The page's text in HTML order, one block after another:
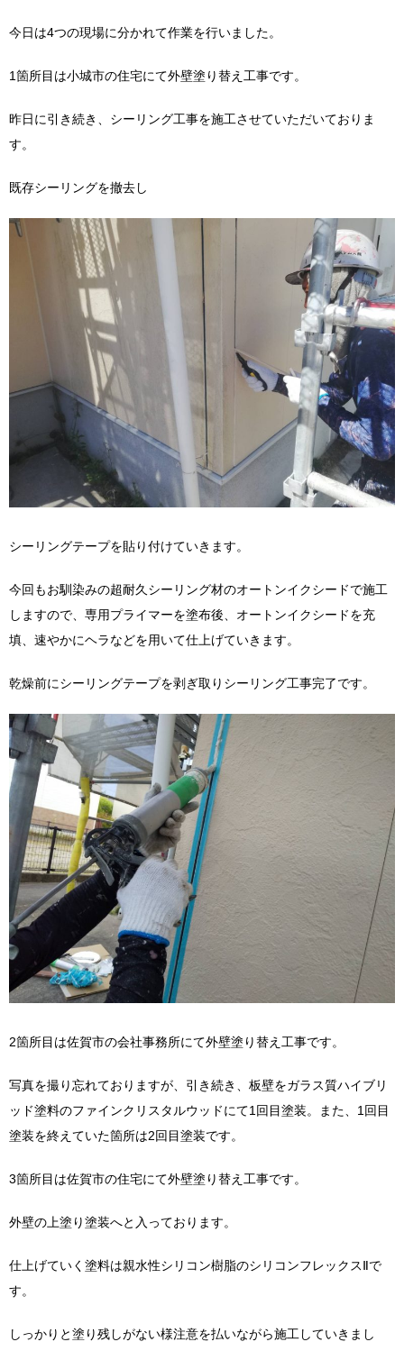
今日は4つの現場に分かれて作業を行いました。
1箇所目は小城市の住宅にて外壁塗り替え工事です。
昨日に引き続き、シーリング工事を施工させていただいておりま
す。
既存シーリングを撤去し
シーリングテープを貼り付けていきます。
今回もお馴染みの超耐久シーリング材のオートンイクシードで施工
しますので、専用プライマーを塗布後、オートンイクシードを充
填、速やかにヘラなどを用いて仕上げていきます。
乾燥前にシーリングテープを剥ぎ取りシーリング工事完了です。
2箇所目は佐賀市の会社事務所にて外壁塗り替え工事です。
写真を撮り忘れておりますが、引き続き、板壁をガラス質ハイブリ
ッド塗料のファインクリスタルウッドにて1回目塗装。また、1回目
塗装を終えていた箇所は2回目塗装です。
3箇所目は佐賀市の住宅にて外壁塗り替え工事です。
外壁の上塗り塗装へと入っております。
仕上げていく塗料は親水性シリコン樹脂のシリコンフレックスⅡで
す。
しっかりと塗り残しがない様注意を払いながら施工していきまし